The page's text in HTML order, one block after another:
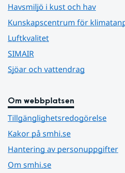
Havsmiljö i kust och hav
Kunskapscentrum för
Luftkvalitet
SIMAIR
Sjöar och vattendrag
Om webbplatsen
Tillgänglighetsredogörelse
Kakor på smhi.se
Hantering av personuppgifter
Om smhi.se